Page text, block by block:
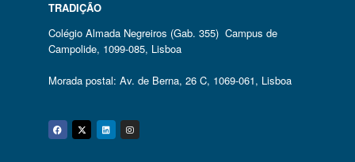
TRADIÇÃO
Colégio Almada Negreiros (Gab. 355) Campus de
Campolide, 1099-085, Lisboa
Morada postal: Av. de Berna, 26 C, 1069-061, Lisboa
Facebook
Twitter
Linkedin
Instagram